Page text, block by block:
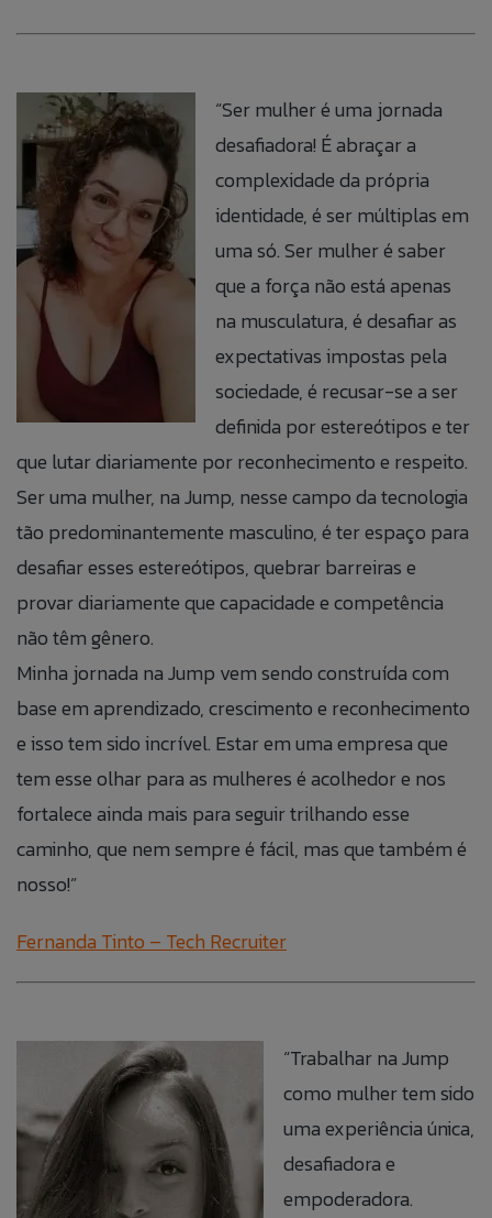
“Ser mulher é uma jornada
desafiadora! É abraçar a
complexidade da própria
identidade, é ser múltiplas em
uma só. Ser mulher é saber
que a força não está apenas
na musculatura, é desafiar as
expectativas impostas pela
sociedade, é recusar-se a ser
definida por estereótipos eter
que lutar diariamente por reconhecimento e respeito.
Ser uma mulher, na Jump, nesse campo da tecnologia
tão predominantemente masculino, é ter espaço para
desafiar esses estereótipos, quebrar barreiras e
provar diariamente que capacidade e competência
não têm gênero.
Minha jornada na Jump vem sendo construída com
base em aprendizado, crescimento e reconhecimento
e isso tem sido incrível. Estar em uma empresa que
tem esse olhar para as mulheres é acolhedor e nos
fortalece ainda mais para seguir trilhando esse
caminho, que nem sempre é fácil, mas que também é
nosso!”
Fernanda Tinto – Tech Recruiter
“Trabalhar na Jump
como mulher tem sido
uma experiência única,
desafiadora e
empoderadora.